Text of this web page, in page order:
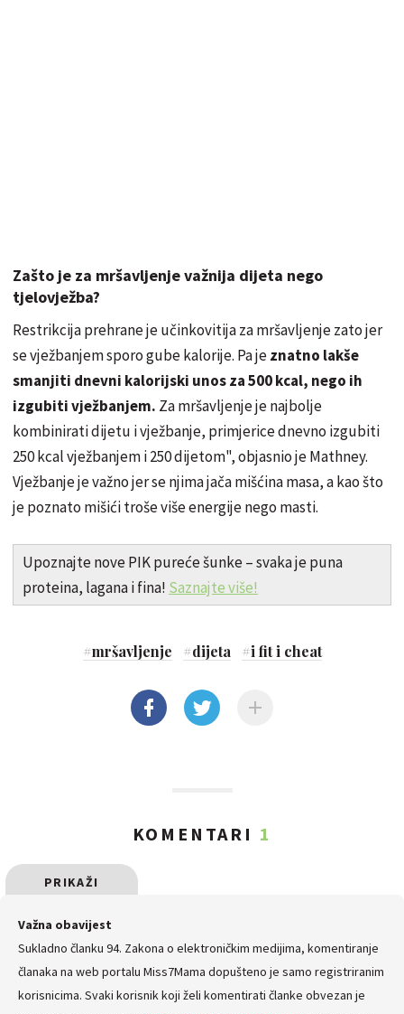
Zašto je za mršavljenje važnija dijeta nego
tjelovježba?
Restrikcija prehrane je učinkovitija za mršavljenje zato jer
se vježbanjem sporo gube kalorije. Pa jeznatno lakše
smanjiti dnevni kalorijski unos za 500 kcal, nego ih
izgubiti vježbanjem. Za mršavljenje je najbolje
kombinirati dijetu i vježbanje, primjerice dnevno izgubiti
250 kcal vježbanjem i 250 dijetom", objasnio je Mathney.
Vježbanje je važno jer se njima jača mišćina masa, a kao što
je poznato mišići troše više energije nego masti.
Upoznajte nove PIK pureće šunke – svaka je puna
proteina, lagana i fina! Saznajte više!
#mršavljenje #dijeta #i fit i cheat
KOMENTARI 1
PRIKAŽI
SVE
KOMENTARE
Važna obavijest
Sukladno članku 94. Zakona o elektroničkim medijima, komentiranje
članaka na web portalu Miss7Mama dopušteno je samo registriranim
korisnicima. Svaki korisnik koji želi komentirati članke obvezan je